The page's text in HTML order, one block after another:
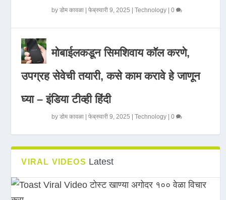
byडोम कावळा |फेब्रुवारी 9, 2025 |Technology |0
मोबाईलकडून सिमशिवाय कॉल करणे,
उपग्रह सेवेची तयारी, कसे काम करावे हे जाणून
घ्या – इंडिया टीव्ही हिंदी
byडोम कावळा |फेब्रुवारी 9, 2025 |Technology |0
VIRAL VIDEOS Latest